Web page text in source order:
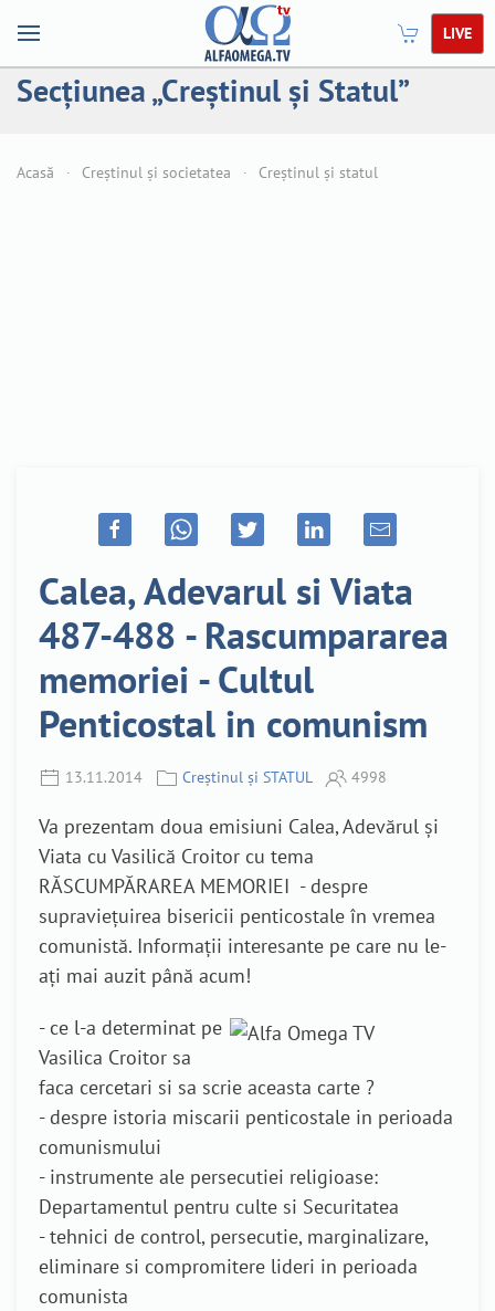
LIVE
Secțiunea „Creștinul și Statul”
Acasă Creștinul și societatea Creștinul și statul
Calea, Adevarul si Viata
487-488 - Rascumpararea
memoriei - Cultul
Penticostal in comunism
13.11.2014 Creștinul și STATUL 4998
Va prezentam doua emisiuni Calea, Adevărul și
Viata cu Vasilică Croitor cu tema
RĂSCUMPĂRAREA MEMORIEI - despre
supraviețuirea bisericii penticostale în vremea
comunistă. Informații interesante pe care nu le-
ați mai auzit până acum!
- ce l-a determinat pe
Vasilica Croitor sa
faca cercetari si sa scrie aceasta carte ?
- despre istoria miscarii penticostale in perioada
comunismului
- instrumente ale persecutiei religioase:
Departamentul pentru culte si Securitatea
- tehnici de control, persecutie, marginalizare,
eliminare si compromitere lideri in perioada
comunista